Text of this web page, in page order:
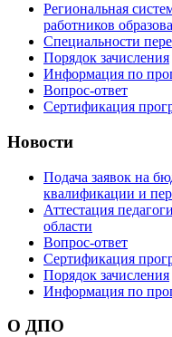
Региональная
работников
Специальности
Порядок зачисления
Информация по
Вопрос-ответ
Сертификация
Новости
Подача заявок на
квалификации и
Аттестация
области
Вопрос-ответ
Сертификация
Порядок зачисления
Информация по
О ДПО